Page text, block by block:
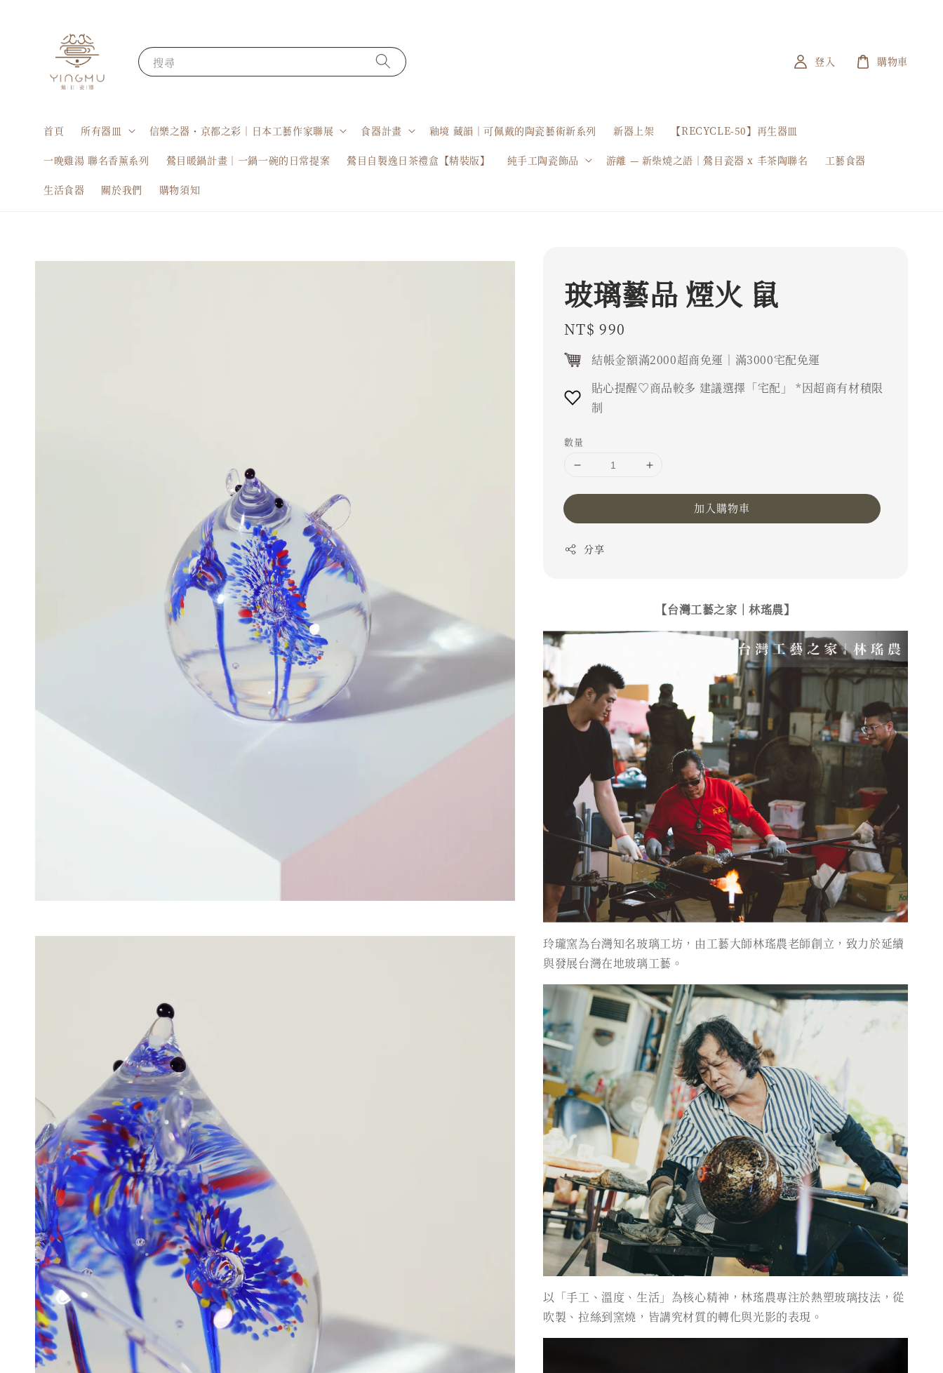
搜尋
首頁 所有器皿 信樂之器・京都之彩｜日本工藝作家聯展 食器計畫 釉境 藏韻｜可佩戴的陶瓷藝術新系列 新器上架 【RECYCLE-50】再生器皿
一晚雞湯 聯名香薰系列 鶯目暖鍋計畫｜一鍋一碗的日常提案 鶯目自製逸日茶禮盒【精裝版】 純手工陶瓷飾品 游離 — 新柴燒之語｜鶯目瓷器 x 丰茶陶聯名 工藝食器
生活食器 關於我們 購物須知
登入 購物車
玻璃藝品 煙火 鼠
Regular
price
NT$ 990
結帳金額滿2000超商免運｜滿3000宅配免運
貼心提醒♡商品較多 建議選擇「宅配」 *因超商有材積限
制
數量
加入購物車
分享
【台灣工藝之家｜林瑤農】
玲瓏窯為台灣知名玻璃工坊，由工藝大師林瑤農老師創立，致力於延續
與發展台灣在地玻璃工藝。
以「手工、溫度、生活」為核心精神，林瑤農專注於熱塑玻璃技法，從
吹製、拉絲到窯燒，皆講究材質的轉化與光影的表現。